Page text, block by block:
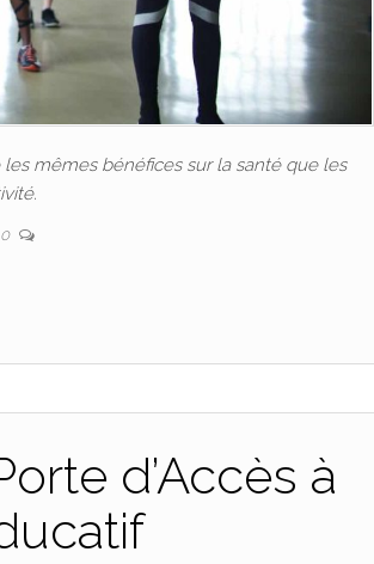
mêmes bénéfices sur la santé que les
0
d’Accès à